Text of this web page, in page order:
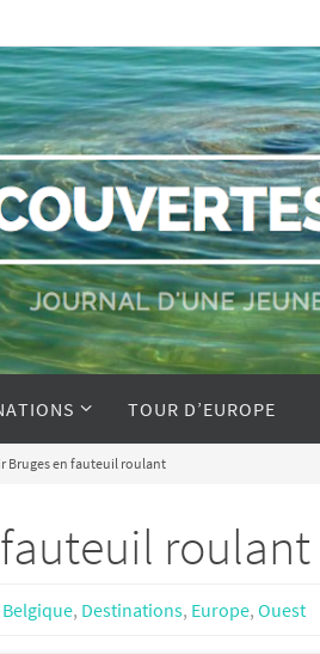
TOUR D’EUROPE
Bruges en fauteuil roulant
roulant
Belgique, Destinations, Europe,Ouest